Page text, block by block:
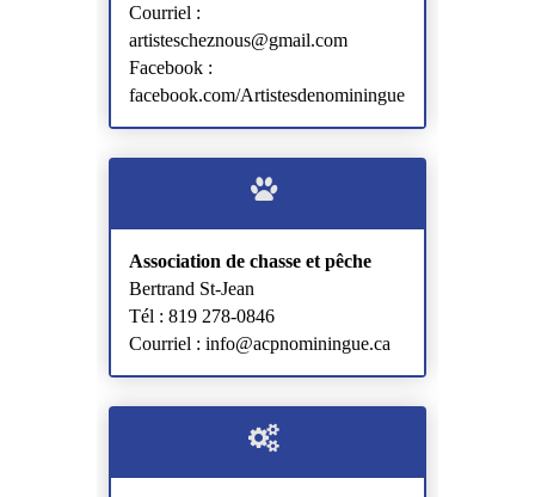
Courriel :
artistescheznous@gmail.com
Facebook :
facebook.com/Artistesdenominingue
Association de chasse et pêche
Bertrand St-Jean
Tél : 819 278-0846
Courriel : info@acpnominingue.ca